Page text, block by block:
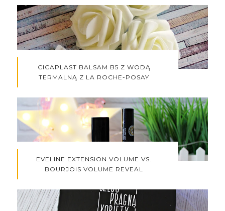
CICAPLAST BALSAM B5 Z WODĄ
TERMALNĄ Z LA ROCHE-POSAY
EVELINE EXTENSION VOLUME VS.
BOURJOIS VOLUME REVEAL